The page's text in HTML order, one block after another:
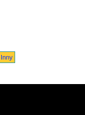
Inny